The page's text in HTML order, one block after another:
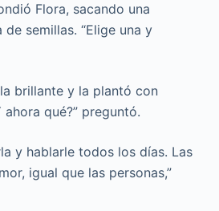
Flora, sacando una
semillas. “Elige una y
brillante y la plantó con
ahora qué?” preguntó.
y hablarle todos los días. Las
igual que las personas,”